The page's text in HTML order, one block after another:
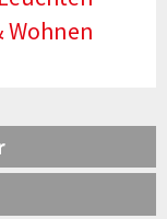
Wohnen